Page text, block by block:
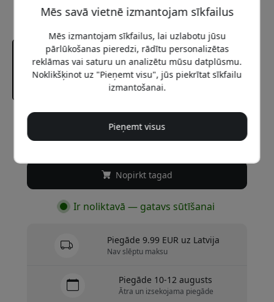
Ieteicamā cena
12.99 EUR
Nopirkt tagad
Ir noliktavā — gatavs sūtīšanai
Piegāde 9.99 EUR uz Latvija
Nav slēptu maksu
Piegāde 10-12 augusts
Ātra un izsekojama piegāde
Mēs savā vietnē izmantojam sīkfailus
Mēs izmantojam sīkfailus, lai uzlabotu jūsu
pārlūkošanas pieredzi, rādītu personalizētas
reklāmas vai saturu un analizētu mūsu datplūsmu.
Noklikšķinot uz "Pieņemt visu", jūs piekrītat sīkfailu
izmantošanai.
Pieņemt visus